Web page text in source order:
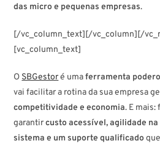
das micro e pequenas empresas.
[/vc_column_text][/vc_column][/
[vc_column_text]
O SBGestoré umaferramenta
vai facilitar a rotina da sua empresa
competitividade e economia. E mais:
garantircusto acessível, agilidade
sistema e um suporte qualificado